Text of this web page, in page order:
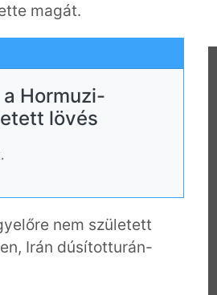
magát.
Hormuzi-
lövés
nem született
Irán dúsítotturán-